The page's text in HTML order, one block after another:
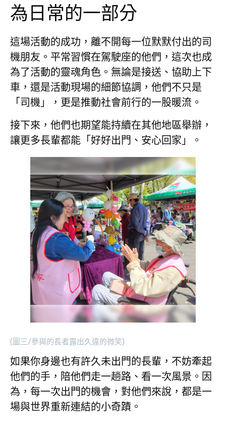
為日常的一部分
這場活動的成功，離不開每一位默默付出的司
機朋友。平常習慣在駕駛座的他們，這次也成
為了活動的靈魂角色。無論是接送、協助上下
車，還是活動現場的細節協調，他們不只是
「司機」，更是推動社會前行的一股暖流。
接下來，他們也期望能持續在其他地區舉辦，
讓更多長輩都能「好好出門、安心回家」。
(圖三/參與的長者露出久違的微笑)
如果你身邊也有許久未出門的長輩，不妨牽起
他們的手，陪他們走一趟路、看一次風景。因
為，每一次出門的機會，對他們來說，都是一
場與世界重新連結的小奇蹟。